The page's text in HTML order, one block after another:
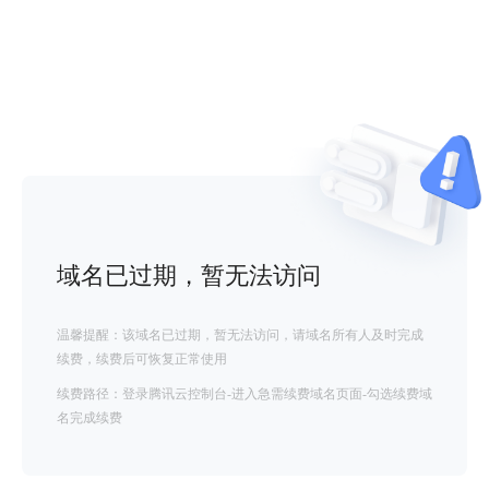
域名已过期，暂无法访问
温馨提醒：该域名已过期，暂无法访问，请域名所有人及时完成
续费，续费后可恢复正常使用
续费路径：登录腾讯云控制台-进入急需续费域名页面-勾选续费域
名完成续费